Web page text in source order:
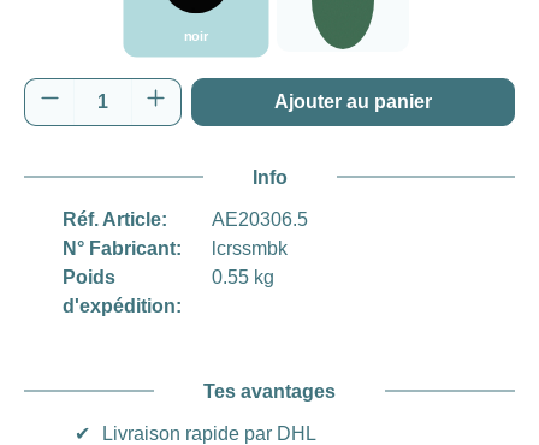
noir
Quantité de produit : Entrez la quantité
Ajouter au panier
Info
Réf. Article:
AE20306.5
N° Fabricant:
lcrssmbk
Poids
d'expédition:
0.55 kg
Tes avantages
✔
Livraison rapide par DHL